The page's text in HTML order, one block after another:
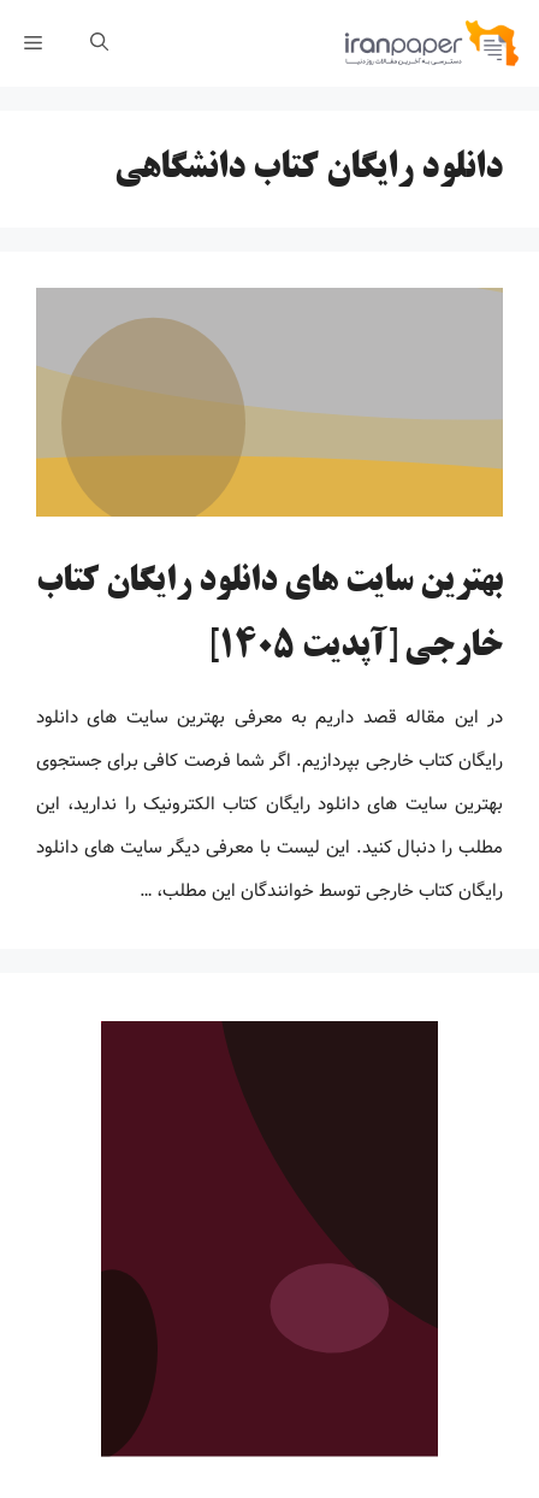
پرش
دانلود رایگان کتاب دانشگاهی
بهترین سایت های دانلود رایگان کتاب
خارجی [آپدیت 1405]
در این مقاله قصد داریم به معرفی بهترین سایت های دانلود
رایگان کتاب خارجی بپردازیم. اگر شما فرصت کافی برای جستجوی
بهترین سایت های دانلود رایگان کتاب الکترونیک را ندارید، این
مطلب را دنبال کنید. این لیست با معرفی دیگر سایت های دانلود
رایگان کتاب خارجی توسط خوانندگان این مطلب، …